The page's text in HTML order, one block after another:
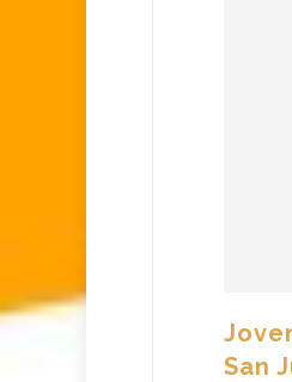
San